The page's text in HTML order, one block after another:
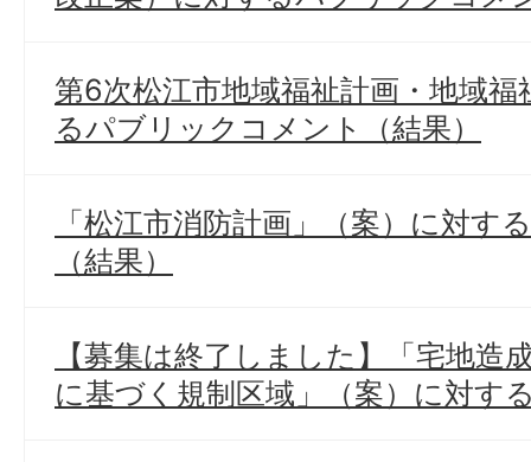
第6次松江市地域福祉計画・地域
るパブリックコメント（結果）
「松江市消防計画」（案）に対す
（結果）
【募集は終了しました】「宅地造
に基づく規制区域」（案）に対す